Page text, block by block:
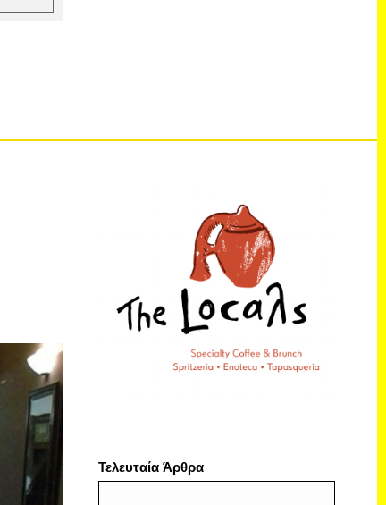
Τελευταία Άρθρα